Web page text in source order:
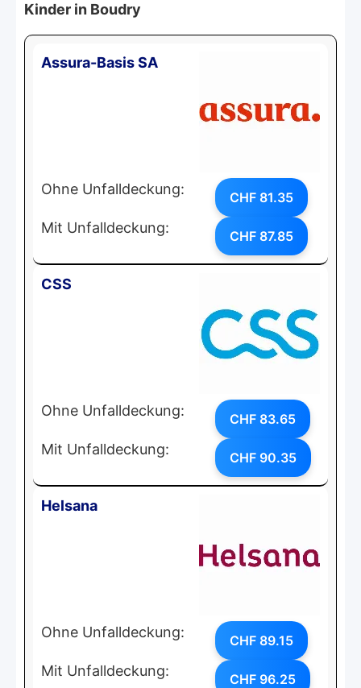
Kinder in Boudry
Assura-Basis SA
Ohne Unfalldeckung: CHF 81.35
Mit Unfalldeckung: CHF 87.85
CSS
Ohne Unfalldeckung: CHF 83.65
Mit Unfalldeckung: CHF 90.35
Helsana
Ohne Unfalldeckung: CHF 89.15
Mit Unfalldeckung: CHF 96.25